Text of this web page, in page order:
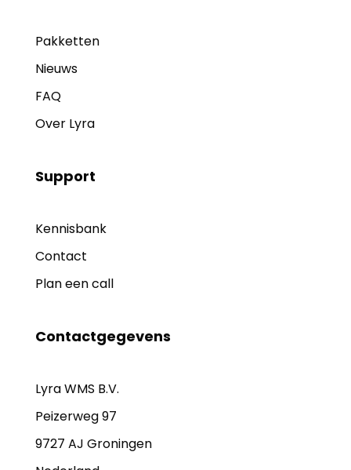
Pakketten
Nieuws
FAQ
Over Lyra
Support
Kennisbank
Contact
Plan een call
Contactgegevens
Lyra WMS B.V.
Peizerweg 97
9727 AJ Groningen